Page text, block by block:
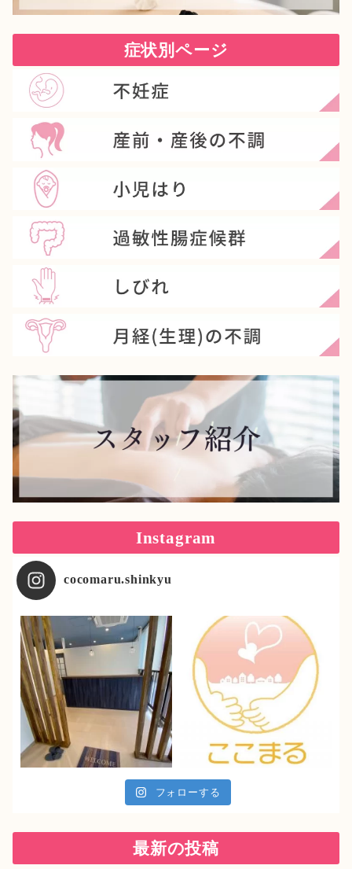
症状別ページ
Instagram
cocomaru.shinkyu
フォローする
最新の投稿